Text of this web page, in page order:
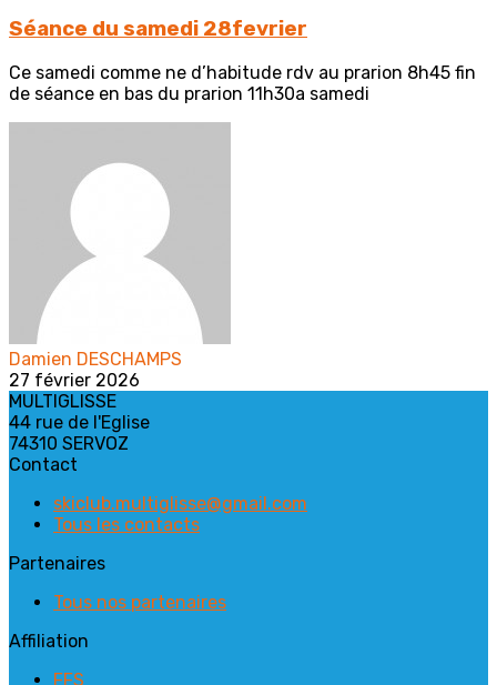
Séance du samedi 28fevrier
Ce samedi comme ne d’habitude rdv au prarion 8h45 fin
de séance en bas du prarion 11h30a samedi
Damien DESCHAMPS
27 février 2026
MULTIGLISSE
44 rue de l'Eglise
74310 SERVOZ
Contact
skiclub.multiglisse@gmail.com
Tous les contacts
Partenaires
Tous nos partenaires
Affiliation
FFS